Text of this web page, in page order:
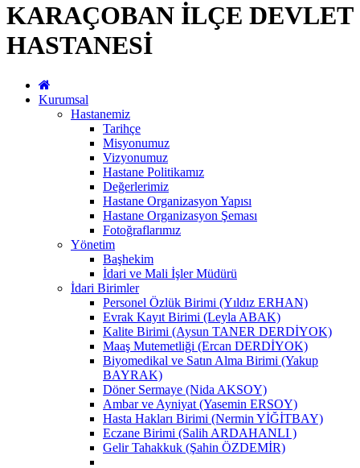
KARAÇOBAN İLÇE DEVLET
HASTANESİ
Kurumsal
Hastanemiz
Tarihçe
Misyonumuz
Vizyonumuz
Hastane Politikamız
Değerlerimiz
Hastane Organizasyon Yapısı
Hastane Organizasyon Şeması
Fotoğraflarımız
Yönetim
Başhekim
İdari ve Mali İşler Müdürü
İdari Birimler
Personel Özlük Birimi (Yıldız ERHAN)
Evrak Kayıt Birimi (Leyla ABAK)
Kalite Birimi (Aysun TANER DERDİYOK)
Maaş Mutemetliği (Ercan DERDİYOK)
Biyomedikal ve Satın Alma Birimi (Yakup
BAYRAK)
Döner Sermaye (Nida AKSOY)
Ambar ve Ayniyat (Yasemin ERSOY)
Hasta Hakları Birimi (Nermin YİĞİTBAY)
Eczane Birimi (Salih ARDAHANLI )
Gelir Tahakkuk (Şahin ÖZDEMİR)